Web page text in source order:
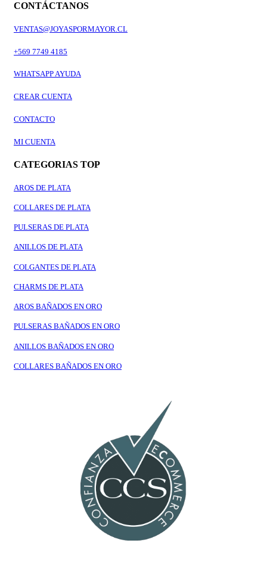
CONTÁCTANOS
VENTAS@JOYASPORMAYOR.CL
+569 7749 4185
WHATSAPP AYUDA
CREAR CUENTA
CONTACTO
MI CUENTA
CATEGORIAS TOP
AROS DE PLATA
COLLARES DE PLATA
PULSERAS DE PLATA
ANILLOS DE PLATA
COLGANTES DE PLATA
CHARMS DE PLATA
AROS BAÑADOS EN ORO
PULSERAS BAÑADOS EN ORO
ANILLOS BAÑADOS EN ORO
COLLARES BAÑADOS EN ORO